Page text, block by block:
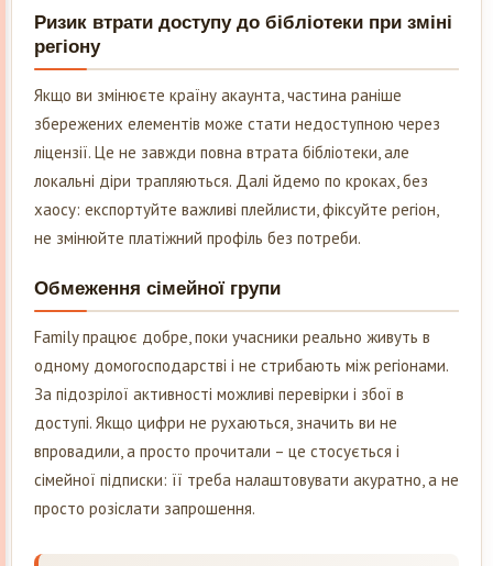
Ризик втрати доступу до бібліотеки при зміні
регіону
Якщо ви змінюєте країну акаунта, частина раніше
збережених елементів може стати недоступною через
ліцензії. Це не завжди повна втрата бібліотеки, але
локальні діри трапляються. Далі йдемо по кроках, без
хаосу: експортуйте важливі плейлисти, фіксуйте регіон,
не змінюйте платіжний профіль без потреби.
Обмеження сімейної групи
Family працює добре, поки учасники реально живуть в
одному домогосподарстві і не стрибають між регіонами.
За підозрілої активності можливі перевірки і збої в
доступі. Якщо цифри не рухаються, значить ви не
впровадили, а просто прочитали – це стосується і
сімейної підписки: її треба налаштовувати акуратно, а не
просто розіслати запрошення.